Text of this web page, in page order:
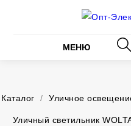
МЕНЮ
Каталог / Уличное
Уличный светильник